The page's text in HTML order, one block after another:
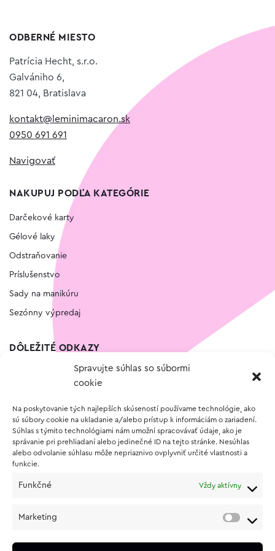
Spravujte súhlas so súbormi
cookie
Na poskytovanie tých najlepších skúseností používame technológie, ako
sú súbory cookie na ukladanie a/alebo prístup k informáciám o zariadení.
Súhlas s týmito technológiami nám umožní spracovávať údaje, ako je
správanie pri prehliadaní alebo jedinečné ID na tejto stránke. Nesúhlas
alebo odvolanie súhlasu môže nepriaznivo ovplyvniť určité vlastnosti a
funkcie.
Funkčné Vždy aktívny
Marketing
ODBERNÉ MIESTO
Patrícia Hecht, s.r.o.
Galvániho 6,
821 04, Bratislava
kontakt@leminimacaron.sk
0950 691 691
Navigovať
NAKUPUJ PODĽA KATEGÓRIE
Darčekové karty
Gélové laky
Odstraňovanie
Príslušenstvo
Sady na manikúru
Sezónny výpredaj
DÔLEŽITÉ ODKAZY
Vernostný program
O NÁKUPE
Vrátenie a reklamácia tovaru